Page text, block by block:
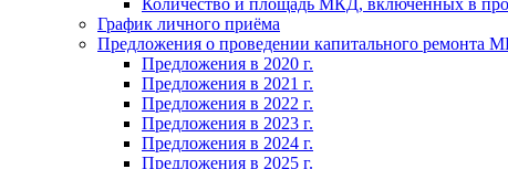
Количество и площадь МКД, включенных в
График личного приёма
Предложения о проведении капитального ремонта
Предложения в 2020 г.
Предложения в 2021 г.
Предложения в 2022 г.
Предложения в 2023 г.
Предложения в 2024 г.
Предложения в 2025 г.